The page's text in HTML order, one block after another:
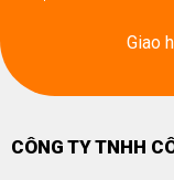
Giao
CÔNG TY TNHH